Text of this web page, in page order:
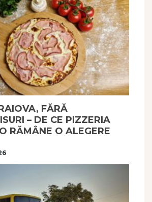
FĂRĂ
– DE CE PIZZERIA
RĂMÂNE O ALEGERE